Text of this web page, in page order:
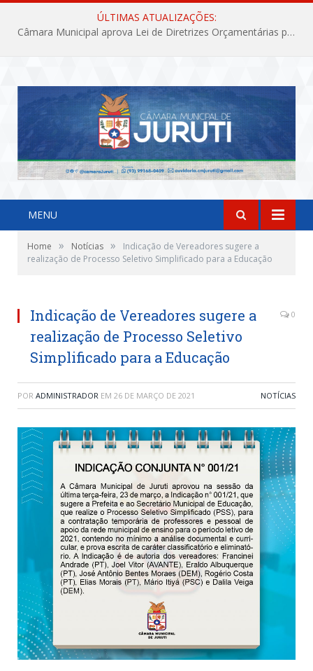
ÚLTIMAS ATUALIZAÇÕES:
Câmara Municipal aprova Lei de Diretrizes Orçamentárias para o exercício financeiro de 2027
MENU
Home » Notícias »
Indicação de Vereadores sugere a
realização de Processo Seletivo Simplificado para a Educação
Indicação de Vereadores sugere a
realização de Processo Seletivo
Simplificado para a Educação
0
POR ADMINISTRADOR EM 26 DE MARÇO DE 2021 NOTÍCIAS